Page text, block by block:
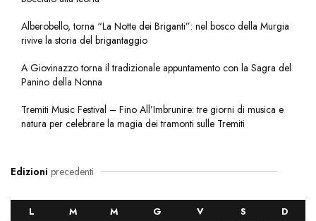
Alberobello, torna “La Notte dei Briganti”: nel bosco della Murgia
rivive la storia del brigantaggio
A Giovinazzo torna il tradizionale appuntamento con la Sagra del
Panino della Nonna
Tremiti Music Festival – Fino All’Imbrunire: tre giorni di musica e
natura per celebrare la magia dei tramonti sulle Tremiti
Edizioni precedenti
L M M G V S
D